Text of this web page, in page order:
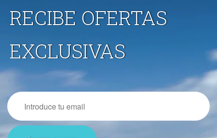
RECIBE OFERTAS
EXCLUSIVAS
Email